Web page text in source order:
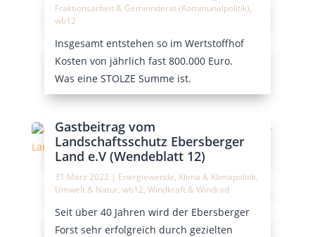
Fraktionsarbeit & Gemeinderat (Kommunalpolitik),
wb12
Insgesamt entstehen so im Wertstoffhof
Kosten von jährlich fast 800.000 Euro.
Was eine STOLZE Summe ist.
Gastbeitrag vom
Landschaftsschutz Ebersberger
Land e.V (Wendeblatt 12)
31.März 2022 | Energiewende, Klima & Klimapolitik,
Umwelt & Natur, wb12, Windkraft & Windrad
Seit über 40 Jahren wird der Ebersberger
Forst sehr erfolgreich durch gezielten